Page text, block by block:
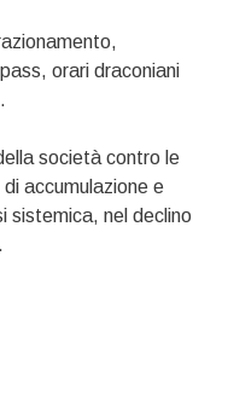
orari draconiani
società contro le
accumulazione e
sistemica, nel declino